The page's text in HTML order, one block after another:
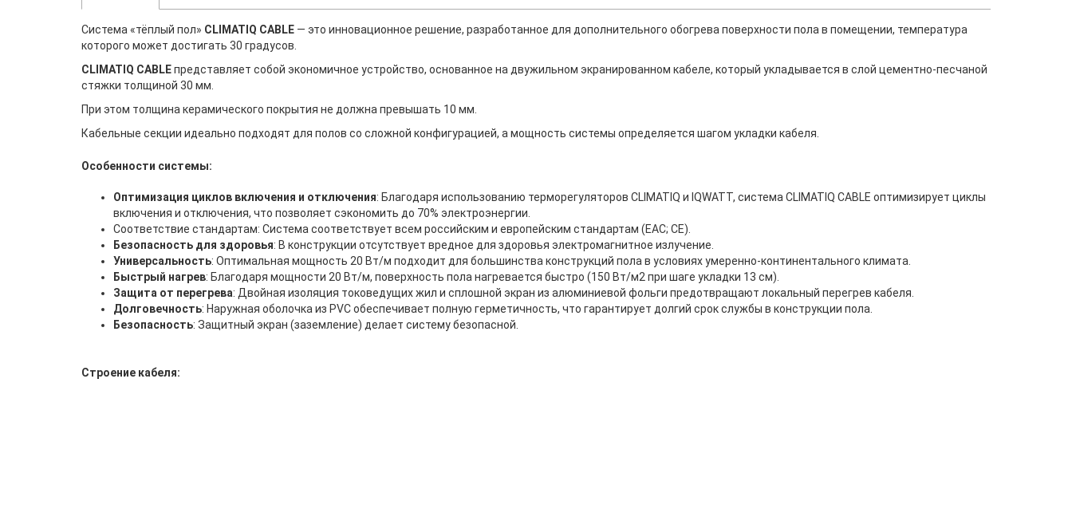
Система «тёплый пол» CLIMATIQ CABLE — это инновационное решение, разработанное для дополнительного обогрева поверхности пола в помещении, температура
которого может достигать 30 градусов.
CLIMATIQ CABLEпредставляет собой экономичное устройство, основанное на двужильном экранированном кабеле, который укладывается в слой цементно-песчаной
стяжки толщиной 30 мм.
При этом толщина керамического покрытия не должна превышать 10 мм.
Кабельные секции идеально подходят для полов со сложной конфигурацией, а мощность системы определяется шагом укладки кабеля.
Особенности системы:
Оптимизация циклов включения и отключения: Благодаря использованию терморегуляторов CLIMATIQ и IQWATT, система CLIMATIQ CABLE оптимизирует циклы
включения и отключения, что позволяет сэкономить до 70% электроэнергии.
Соответствие стандартам: Система соответствует всем российским и европейским стандартам (EAC; CE).
Безопасность для здоровья: В конструкции отсутствует вредное для здоровья электромагнитное излучение.
Универсальность: Оптимальная мощность 20 Вт/м подходит для большинства конструкций пола в условиях умеренно-континентального климата.
Быстрый нагрев: Благодаря мощности 20 Вт/м, поверхность пола нагревается быстро (150 Вт/м2 при шаге укладки 13 см).
Защита от перегрева: Двойная изоляция токоведущих жил и сплошной экран из алюминиевой фольги предотвращают локальный перегрев кабеля.
Долговечность: Наружная оболочка из PVC обеспечивает полную герметичность, что гарантирует долгий срок службы в конструкции пола.
Безопасность: Защитный экран (заземление) делает систему безопасной.
Строение кабеля: